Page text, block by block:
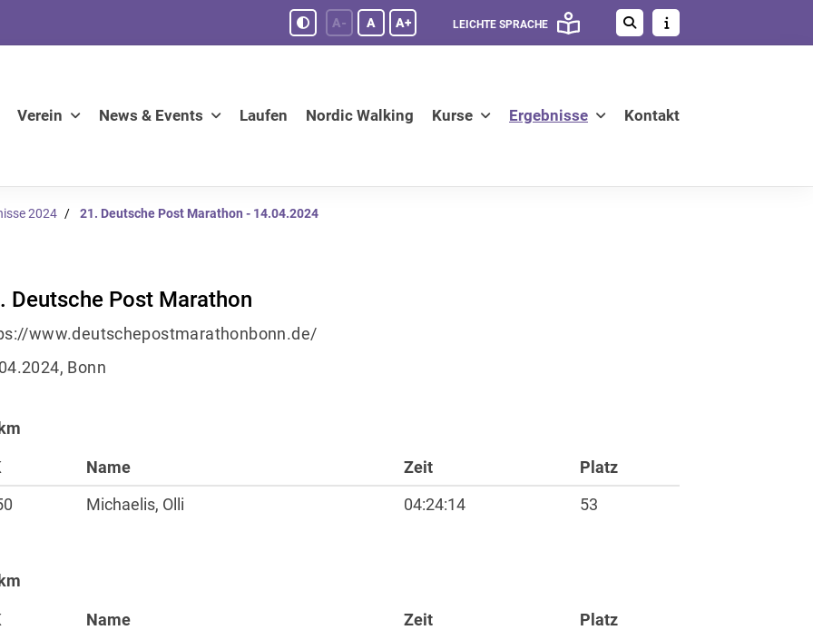
A- A A+ LEICHTE SPRACHE
Verein News & Events Laufen Nordic Walking Kurse Ergebnisse Kontakt
2024 21. Deutsche Post Marathon - 14.04.2024
Deutsche Post Marathon
www.deutschepostmarathonbonn.de/
Bonn
Name Zeit
Platz
Michaelis, Olli 04:24:14 53
Name Zeit
Platz
Sportangebote